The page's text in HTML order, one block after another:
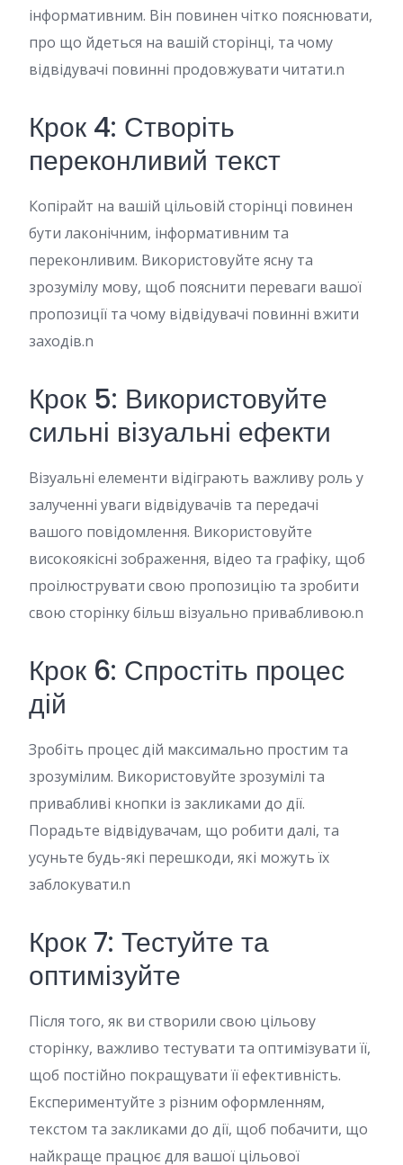
інформативним. Він повинен чітко пояснювати,
про що йдеться на вашій сторінці, та чому
відвідувачі повинні продовжувати читати.n
Крок 4: Створіть
переконливий текст
Копірайт на вашій цільовій сторінці повинен
бути лаконічним, інформативним та
переконливим. Використовуйте ясну та
зрозумілу мову, щоб пояснити переваги вашої
пропозиції та чому відвідувачі повинні вжити
заходів.n
Крок 5: Використовуйте
сильні візуальні ефекти
Візуальні елементи відіграють важливу роль у
залученні уваги відвідувачів та передачі
вашого повідомлення. Використовуйте
високоякісні зображення, відео та графіку, щоб
проілюструвати свою пропозицію та зробити
свою сторінку більш візуально привабливою.n
Крок 6: Спростіть процес
дій
Зробіть процес дій максимально простим та
зрозумілим. Використовуйте зрозумілі та
привабливі кнопки із закликами до дії.
Порадьте відвідувачам, що робити далі, та
усуньте будь-які перешкоди, які можуть їх
заблокувати.n
Крок 7: Тестуйте та
оптимізуйте
Після того, як ви створили свою цільову
сторінку, важливо тестувати та оптимізувати її,
щоб постійно покращувати її ефективність.
Експериментуйте з різним оформленням,
текстом та закликами до дії, щоб побачити, що
найкраще працює для вашої цільової